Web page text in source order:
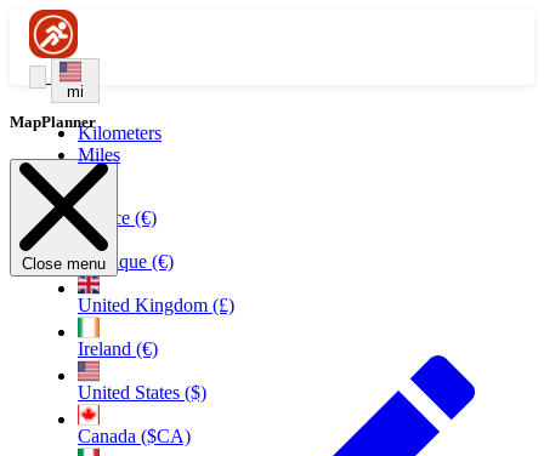
mi
Kilometers
Miles
France (€)
Belgique (€)
United Kingdom (£)
Ireland (€)
United States ($)
Canada ($CA)
MapPlanner
Close menu